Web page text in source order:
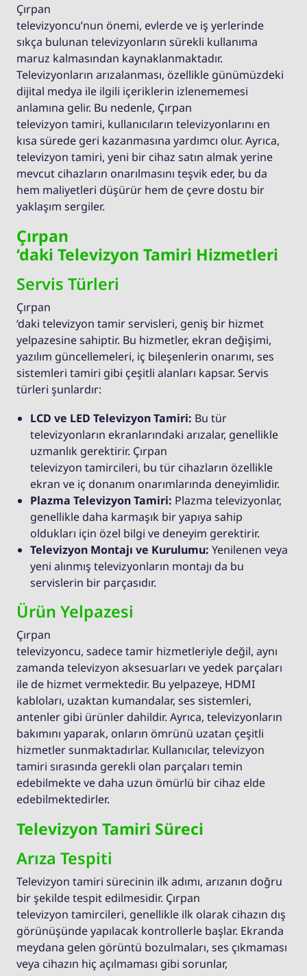
Çırpan
televizyoncu’nun önemi, evlerde ve iş yerlerinde
sıkça bulunan televizyonların sürekli kullanıma
maruz kalmasından kaynaklanmaktadır.
Televizyonların arızalanması, özellikle günümüzdeki
dijital medya ile ilgili içeriklerin izlenememesi
anlamına gelir. Bu nedenle, Çırpan
televizyon tamiri, kullanıcıların televizyonlarını en
kısa sürede geri kazanmasına yardımcı olur. Ayrıca,
televizyon tamiri, yeni bir cihaz satın almak yerine
mevcut cihazların onarılmasını teşvik eder, bu da
hem maliyetleri düşürür hem de çevre dostu bir
yaklaşım sergiler.
Çırpan
‘daki Televizyon Tamiri Hizmetleri
Servis Türleri
Çırpan
‘daki televizyon tamir servisleri, geniş bir hizmet
yelpazesine sahiptir. Bu hizmetler, ekran değişimi,
yazılım güncellemeleri, iç bileşenlerin onarımı, ses
sistemleri tamiri gibi çeşitli alanları kapsar. Servis
türleri şunlardır:
LCD ve LED Televizyon Tamiri: Bu tür
televizyonların ekranlarındaki arızalar, genellikle
uzmanlık gerektirir. Çırpan
televizyon tamircileri, bu tür cihazların özellikle
ekran ve iç donanım onarımlarında deneyimlidir.
Plazma Televizyon Tamiri: Plazma televizyonlar,
genellikle daha karmaşık bir yapıya sahip
oldukları için özel bilgi ve deneyim gerektirir.
Televizyon Montajı ve Kurulumu: Yenilenen veya
yeni alınmış televizyonların montajı da bu
servislerin bir parçasıdır.
Ürün Yelpazesi
Çırpan
televizyoncu, sadece tamir hizmetleriyle değil, aynı
zamanda televizyon aksesuarları ve yedek parçaları
ile de hizmet vermektedir. Bu yelpazeye, HDMI
kabloları, uzaktan kumandalar, ses sistemleri,
antenler gibi ürünler dahildir. Ayrıca, televizyonların
bakımını yaparak, onların ömrünü uzatan çeşitli
hizmetler sunmaktadırlar. Kullanıcılar, televizyon
tamiri sırasında gerekli olan parçaları temin
edebilmekte ve daha uzun ömürlü bir cihaz elde
edebilmektedirler.
Televizyon Tamiri Süreci
Arıza Tespiti
Televizyon tamiri sürecinin ilk adımı, arızanın doğru
bir şekilde tespit edilmesidir. Çırpan
televizyon tamircileri, genellikle ilk olarak cihazın dış
görünüşünde yapılacak kontrollerle başlar. Ekranda
meydana gelen görüntü bozulmaları, ses çıkmaması
veya cihazın hiç açılmaması gibi sorunlar,